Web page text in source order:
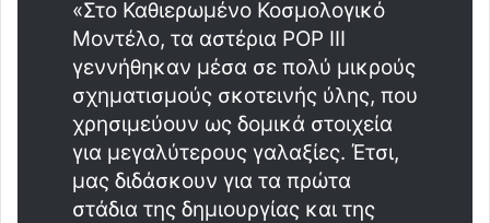
«Στο Καθιερωμένο Κοσμολογικό
Μοντέλο, τα αστέρια POP III
γεννήθηκαν μέσα σε πολύ μικρούς
σχηματισμούς σκοτεινής ύλης, που
χρησιμεύουν ως δομικά στοιχεία
για μεγαλύτερους γαλαξίες. Έτσι,
μας διδάσκουν για τα πρώτα
στάδια της δημιουργίας και της